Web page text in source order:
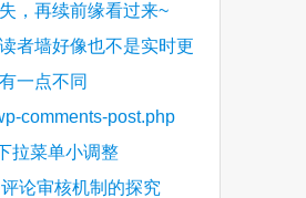
，再续前缘看过来~
者墙好像也不是实时更
一点不同
comments-post.php
拉菜单小调整
论审核机制的探究